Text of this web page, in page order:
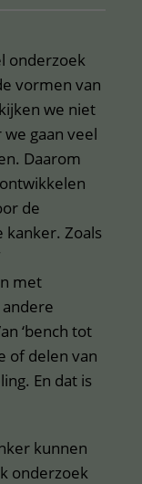
onderzoek
vormen van
we niet
gaan veel
Daarom
de
kanker. Zoals
met
‘bench tot
of delen van
En dat is
kunnen
onderzoek